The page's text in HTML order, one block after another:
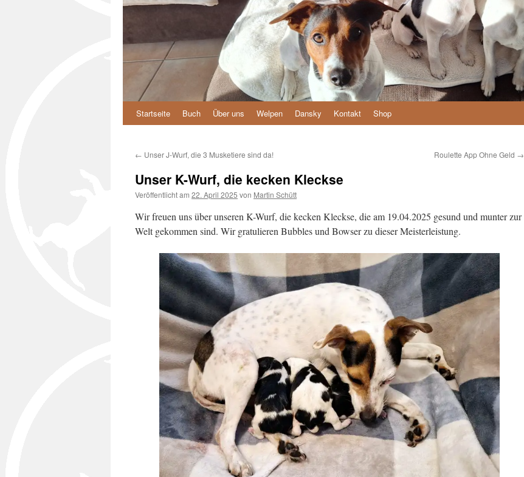
Zum
springen
Startseite Buch Über uns Welpen Dansky Kontakt Shop
← Unser J-Wurf, die 3 Musketiere sind da! Roulette App Ohne Geld →
Unser K-Wurf, die kecken Kleckse
Veröffentlicht am 22. April 2025 von Martin Schütt
Wir freuen uns über unseren K-Wurf, die kecken Kleckse, die am 19.04.2025 gesund und munter zur
Welt gekommen sind. Wir gratulieren Bubbles und Bowser zu dieser Meisterleistung.